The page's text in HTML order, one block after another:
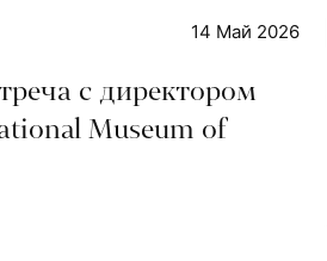
14 Май 2026
с директором
Museum of